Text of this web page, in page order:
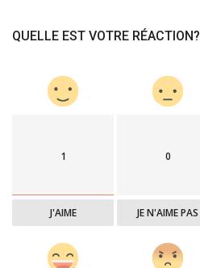
QUELLE EST VOTRE RÉACTION?
1
J'AIME
0
JE N'AIME PAS